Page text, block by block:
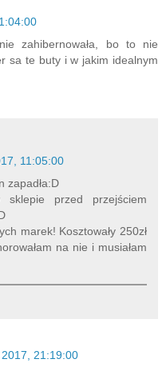
zahibernowała, bo to nie
sa te buty i w jakim idealnym
11:05:00
zapadła:D
przed przejściem
marek! Kosztowały 250zł
na nie i musiałam
21:19:00